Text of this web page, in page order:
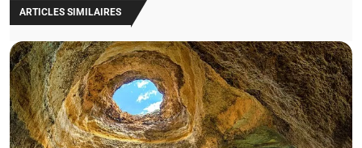
ARTICLES SIMILAIRES